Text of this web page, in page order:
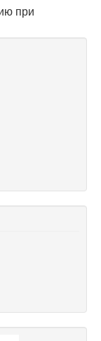
при